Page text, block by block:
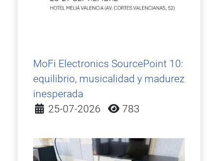
MoFi Electronics SourcePoint 10:
equilibrio, musicalidad y madurez
inesperada
Detalles
25-07-2026 783